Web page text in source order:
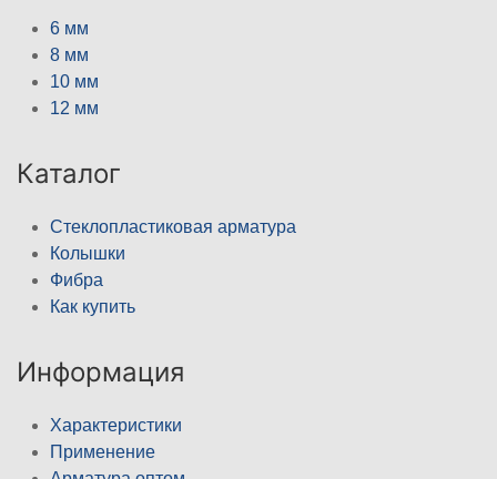
6 мм
8 мм
10 мм
12 мм
Каталог
Стеклопластиковая арматура
Колышки
Фибра
Как купить
Информация
Характеристики
Применение